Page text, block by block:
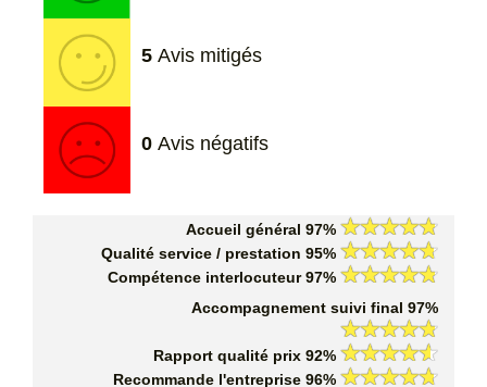
5 Avis mitigés
0 Avis négatifs
Accueil général 97%
Qualité service / prestation 95%
Compétence interlocuteur 97%
Accompagnement suivi final 97%
Rapport qualité prix 92%
Recommande l'entreprise 96%